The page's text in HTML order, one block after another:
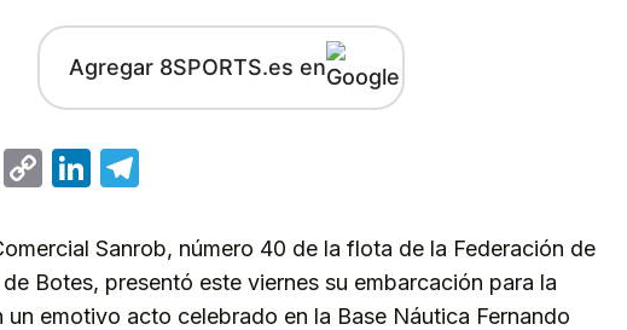
Agregar 8SPORTS.es en
X
CopyLinkedIn
Sanrob, número 40 de la flota de la Federación de
Botes, presentó este viernes su embarcación para la
emotivo acto celebrado en la Base Náutica Fernando